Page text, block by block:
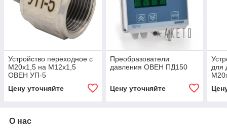
Устройство переходное с
М20х1,5 на М12х1,5
ОВЕН УП-5
Цену уточняйте
Преобразователи
давления ОВЕН ПД150
Цену уточняйте
для
О нас